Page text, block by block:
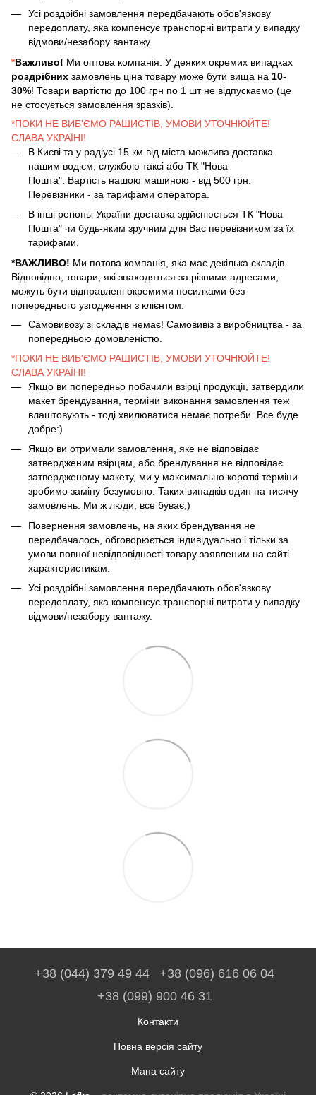
Усі роздрібні замовлення передбачають обов'язкову
передоплату, яка компенсує транспорні витрати у випадку
відмови/незабору вантажу.
*Важливо! Ми оптова компанія. У деяких окремих випадках
роздрібних замовлень ціна товару може бути вища на 10-
30%! Товари вартістю до 100 грн по 1 шт не відпускаємо (це
не стосується замовлення зразків).
*ПОКИ НЕ ВИБ'ЄМО РАШИСТІВ, УМОВИ УТОЧНЮЙТЕ!
СЛАВА УКРАЇНІ!
В Києві та у радіусі 15 км від міста можлива доставка
нашим водієм, службою таксі або ТК "Нова
Пошта". Вартість нашою машиною - від 500 грн.
Перевізники - за тарифами оператора.
В інші регіоны України доставка здійснюється ТК "Нова
Пошта" чи будь-яким зручним для Вас перевізником за їх
тарифами.
*ВАЖЛИВО! Ми потова компанія, яка має декілька складів.
Відповідно, товари, які знаходяться за різними адресами,
можуть бути відправлені окремими посилками без
попереднього узгодження з клієнтом.
Самовивозу зі складів немає! Самовивіз з виробництва - за
попередньою домовленістю.
*ПОКИ НЕ ВИБ'ЄМО РАШИСТІВ, УМОВИ УТОЧНЮЙТЕ!
СЛАВА УКРАЇНІ!
Якщо ви попередньо побачили взірці продукції, затвердили
макет брендування, терміни виконання замовлення теж
влаштовують - тоді хвилюватися немає потреби. Все буде
добре:)
Якщо ви отримали замовлення, яке не відповідає
затвердженим взірцям, або брендування не відповідає
затвердженому макету, ми у максимально короткі терміни
зробимо заміну безумовно. Таких випадків один на тисячу
замовлень. Ми ж люди, все буває;)
Повернення замовлень, на яких брендування не
передбачалось, обговорюється індивідуально і тільки за
умови повної невідповідності товару заявленим на сайті
характеристикам.
Усі роздрібні замовлення передбачають обов'язкову
передоплату, яка компенсує транспорні витрати у випадку
відмови/незабору вантажу.
+38 (044) 379 49 44
+38 (096) 616 06 04
+38 (099) 900 46 31
Контакти
Повна версія сайту
Мапа сайту